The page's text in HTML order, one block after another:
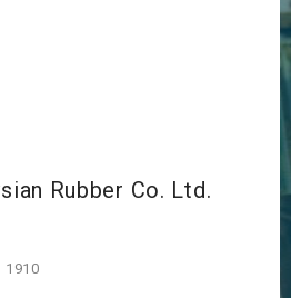
Rubber Co. Ltd.
1910